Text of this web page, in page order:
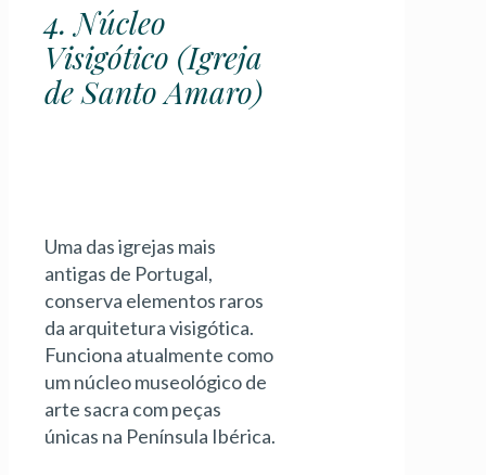
4. Núcleo
Visigótico (Igreja
de Santo Amaro)
Uma das igrejas mais
antigas de Portugal,
conserva elementos raros
da arquitetura visigótica.
Funciona atualmente como
um núcleo museológico de
arte sacra com peças
únicas na Península Ibérica.